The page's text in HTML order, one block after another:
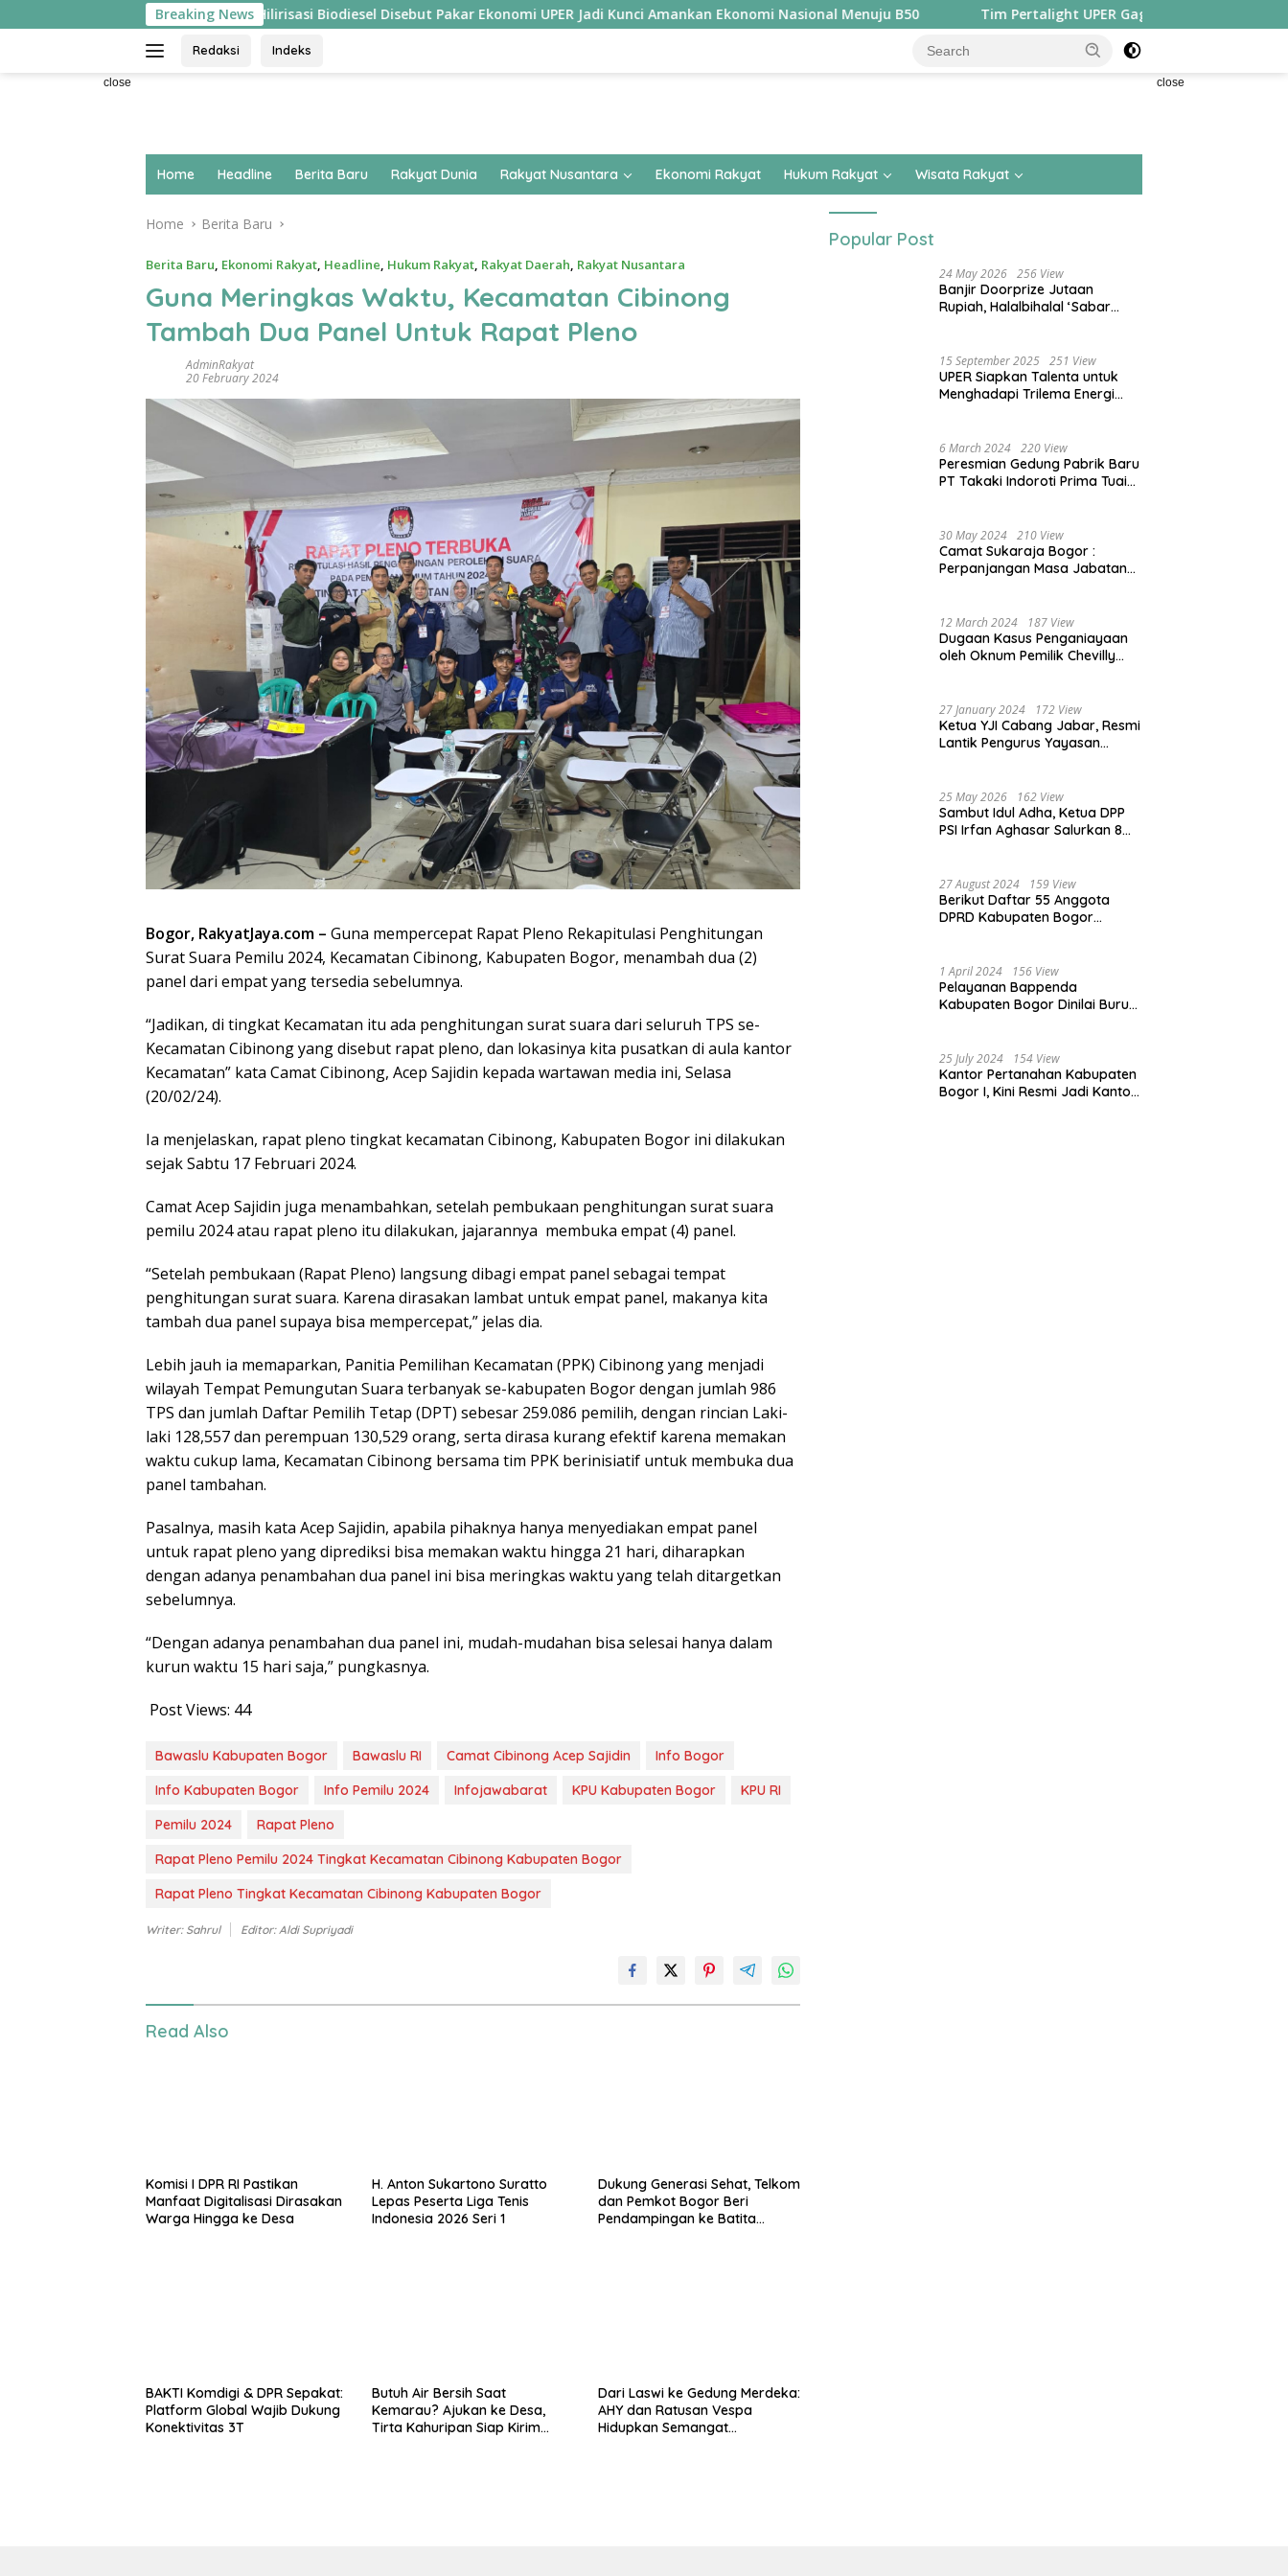
to
Breaking News
Hilirisasi Biodiesel Disebut Pakar Ekonomi UPER Jadi Kunci Amankan Ekonomi Nasional Menuju B50 Tim Pertalight UPER Gagas Solusi Hak Pejalan Kaki di
Redaksi Indeks
close close
Home Headline Berita Baru Rakyat Dunia Rakyat Nusantara Ekonomi Rakyat Hukum Rakyat Wisata Rakyat
Home Berita Baru
Berita Baru, Ekonomi Rakyat, Headline, Hukum Rakyat, Rakyat Daerah, Rakyat Nusantara
Guna Meringkas Waktu, Kecamatan Cibinong
Tambah Dua Panel Untuk Rapat Pleno
AdminRakyat
20 February 2024
Bogor, RakyatJaya.com – Guna mempercepat Rapat Pleno Rekapitulasi Penghitungan
Surat Suara Pemilu 2024, Kecamatan Cibinong, Kabupaten Bogor, menambah dua (2)
panel dari empat yang tersedia sebelumnya.
“Jadikan, di tingkat Kecamatan itu ada penghitungan surat suara dari seluruh TPS se-
Kecamatan Cibinong yang disebut rapat pleno, dan lokasinya kita pusatkan di aula kantor
Kecamatan” kata Camat Cibinong, Acep Sajidin kepada wartawan media ini, Selasa
(20/02/24).
Ia menjelaskan, rapat pleno tingkat kecamatan Cibinong, Kabupaten Bogor ini dilakukan
sejak Sabtu 17 Februari 2024.
Camat Acep Sajidin juga menambahkan, setelah pembukaan penghitungan surat suara
pemilu 2024 atau rapat pleno itu dilakukan, jajarannya membuka empat (4) panel.
“Setelah pembukaan (Rapat Pleno) langsung dibagi empat panel sebagai tempat
penghitungan surat suara. Karena dirasakan lambat untuk empat panel, makanya kita
tambah dua panel supaya bisa mempercepat,” jelas dia.
Lebih jauh ia memaparkan, Panitia Pemilihan Kecamatan (PPK) Cibinong yang menjadi
wilayah Tempat Pemungutan Suara terbanyak se-kabupaten Bogor dengan jumlah 986
TPS dan jumlah Daftar Pemilih Tetap (DPT) sebesar 259.086 pemilih, dengan rincian Laki-
laki 128,557 dan perempuan 130,529 orang, serta dirasa kurang efektif karena memakan
waktu cukup lama, Kecamatan Cibinong bersama tim PPK berinisiatif untuk membuka dua
panel tambahan.
Pasalnya, masih kata Acep Sajidin, apabila pihaknya hanya menyediakan empat panel
untuk rapat pleno yang diprediksi bisa memakan waktu hingga 21 hari, diharapkan
dengan adanya penambahan dua panel ini bisa meringkas waktu yang telah ditargetkan
sebelumnya.
“Dengan adanya penambahan dua panel ini, mudah-mudahan bisa selesai hanya dalam
kurun waktu 15 hari saja,” pungkasnya.
Post Views: 44
Bawaslu Kabupaten Bogor Bawaslu RI Camat Cibinong Acep Sajidin
Info Bogor
Info Kabupaten Bogor
Info Pemilu 2024 Infojawabarat KPU Kabupaten Bogor
KPU RI
Pemilu 2024
Rapat Pleno
Rapat Pleno Pemilu 2024 Tingkat Kecamatan Cibinong Kabupaten Bogor
Rapat Pleno Tingkat Kecamatan Cibinong Kabupaten Bogor
Writer: Sahrul Editor: Aldi Supriyadi
Read Also
Komisi I DPR RI Pastikan
Manfaat Digitalisasi Dirasakan
Warga Hingga ke Desa
H. Anton Sukartono Suratto
Lepas Peserta Liga Tenis
Indonesia 2026 Seri 1
Dukung Generasi Sehat, Telkom
dan Pemkot Bogor Beri
Pendampingan ke Batita
BAKTI Komdigi & DPR Sepakat:
Platform Global Wajib Dukung
Konektivitas 3T
Butuh Air Bersih Saat
Kemarau? Ajukan ke Desa,
Tirta Kahuripan Siap Kirim
Dari Laswi ke Gedung Merdeka:
AHY dan Ratusan Vespa
Hidupkan Semangat
Popular Post
24 May 2026 256 View
Banjir Doorprize Jutaan
Rupiah, Halalbihalal ‘Sabar
15 September 2025 251 View
UPER Siapkan Talenta untuk
Menghadapi Trilema Energi
Beasiswa 30% di 2025
6 March 2024 220 View
Peresmian Gedung Pabrik Baru
PT Takaki Indoroti Prima Tuai
30 May 2024 210 View
Camat Sukaraja Bogor :
Perpanjangan Masa Jabatan
yang Besar
12 March 2024 187 View
Dugaan Kasus Penganiayaan
oleh Oknum Pemilik Chevilly
Berakhir Damai
27 January 2024 172 View
Ketua YJI Cabang Jabar, Resmi
Lantik Pengurus Yayasan
25 May 2026 162 View
Sambut Idul Adha, Ketua DPP
PSI Irfan Aghasar Salurkan 8
27 August 2024 159 View
Berikut Daftar 55 Anggota
DPRD Kabupaten Bogor
1 April 2024 156 View
Pelayanan Bappenda
Kabupaten Bogor Dinilai Buruk,
25 July 2024 154 View
Kantor Pertanahan Kabupaten
Bogor I, Kini Resmi Jadi Kantor